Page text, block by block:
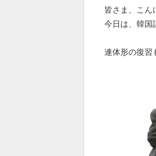
皆さま、こん
今日は、韓国
連体形の復習